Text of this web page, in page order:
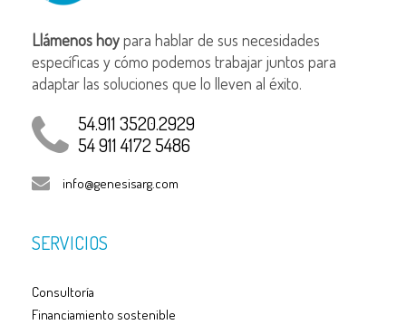
Llámenos hoypara hablar de sus necesidades
específicas y cómo podemos trabajar juntos para
adaptar las soluciones que lo lleven al éxito.
54.911 3520.2929
54 911 4172 5486
info@genesisarg.com
SERVICIOS
Consultoría
Financiamiento sostenible